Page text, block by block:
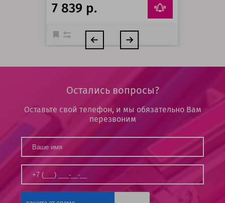
7 839 р.
Остались вопросы?
Оставьте свой телефон, и мы обязательно Вам
перезвоним